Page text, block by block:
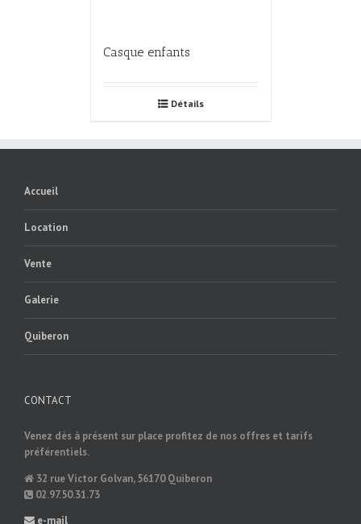
Casque enfants
Détails
Accueil
Location
Vente
Galerie
Quiberon
CONTACT
Venez dès à présent sur place profitez de nos offres et tarifs
préférentiels.
32 rue Victor Golvan, 56170 Quiberon
02.97.50.31.73
e-mail